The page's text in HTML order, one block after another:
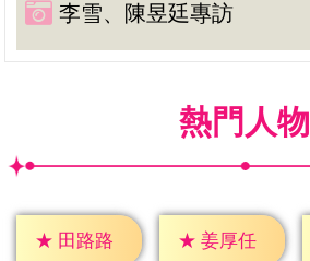
李雪、陳昱廷專訪
熱門人物
★ 田路路 ★ 姜厚任